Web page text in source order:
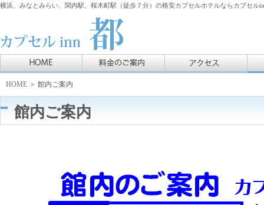
横浜、みなとみらい、関内駅、桜木町駅（徒歩７分）の格安カプセルホテルならカプセル
HOME ＞ 館内ご案内
館内ご案内